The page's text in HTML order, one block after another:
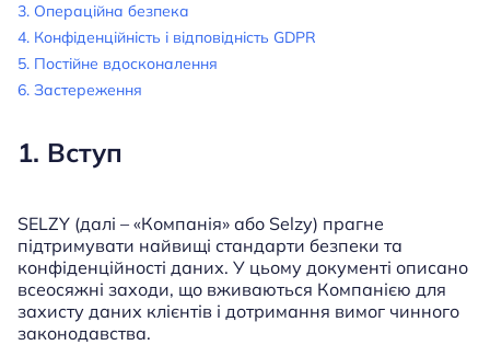
3. Операційна безпека
4. Конфіденційність і відповідність GDPR
5. Постійне вдосконалення
6. Застереження
1. Вступ
SELZY (далі – «Компанія» або Selzy) прагне
підтримувати найвищі стандарти безпеки та
конфіденційності даних. У цьому документі описано
всеосяжні заходи, що вживаються Компанією для
захисту даних клієнтів і дотримання вимог чинного
законодавства.